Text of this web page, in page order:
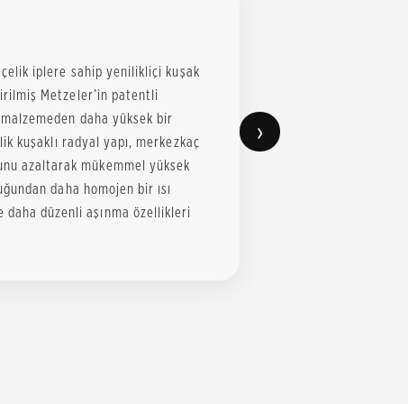
çelik iplere sahip yenilikliçi kuşak
Metzeler’in patentli
daha yüksek bir
kuşaklı radyal yapı, merkezkaç
azaltarak mükemmel yüksek
daha homojen bir ısı
daha düzenli aşınma özellikleri
›